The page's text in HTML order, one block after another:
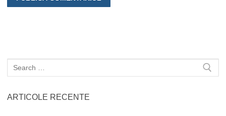
Caută
după:
ARTICOLE RECENTE